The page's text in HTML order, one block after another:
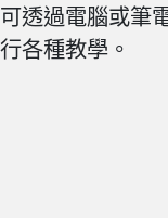
可透過電腦或筆
行各種教學。